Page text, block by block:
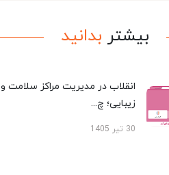
بیشتر بدانید
انقلاب در مدیریت مراکز سلامت و
زیبایی؛ چ...
30 تیر 1405